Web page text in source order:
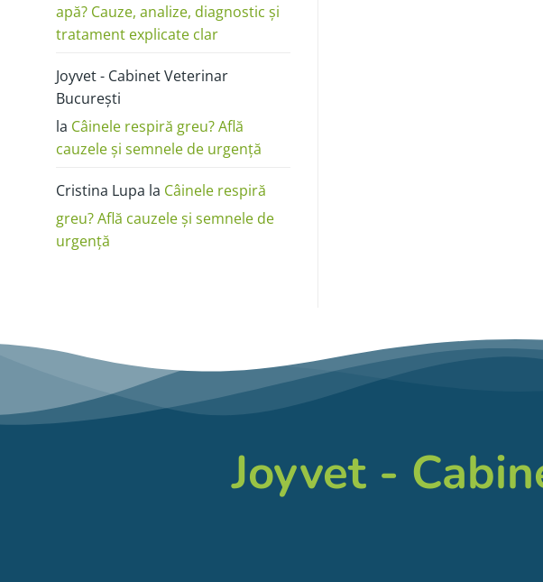
apă? Cauze, analize, diagnostic și
tratament explicate clar
Joyvet - Cabinet Veterinar
București
la Câinele respiră greu? Află
cauzele și semnele de urgență
Cristina Lupa la Câinele respiră
greu? Află cauzele și semnele de
urgență
Joyvet -